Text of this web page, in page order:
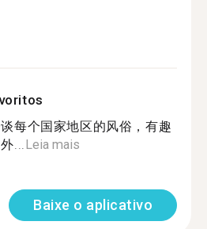
每个国家地区的风俗，有趣
...Leia mais
Baixe o aplicativo